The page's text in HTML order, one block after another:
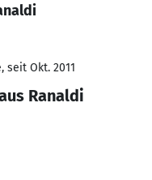
seit Okt. 2011
Ranaldi